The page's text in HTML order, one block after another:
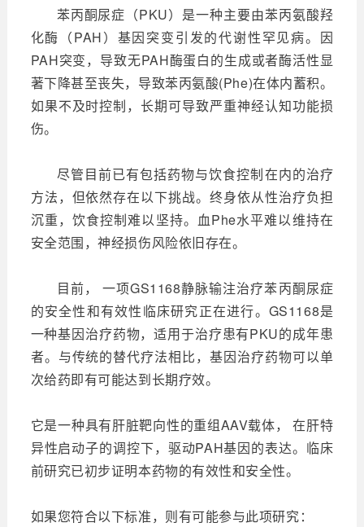
苯丙酮尿症（PKU）是一种主要由苯丙氨酸羟
化酶（PAH）基因突变引发的代谢性罕见病。因
PAH突变，导致无PAH酶蛋白的生成或者酶活性显
著下降甚至丧失，导致苯丙氨酸(Phe)在体内蓄积。
如果不及时控制，长期可导致严重神经认知功能损
伤。
尽管目前已有包括药物与饮食控制在内的治疗
方法，但依然存在以下挑战。终身依从性治疗负担
沉重，饮食控制难以坚持。血Phe水平难以维持在
安全范围，神经损伤风险依旧存在。
目前， 一项GS1168静脉输注治疗苯丙酮尿症
的安全性和有效性临床研究正在进行。GS1168是
一种基因治疗药物，适用于治疗患有PKU的成年患
者。与传统的替代疗法相比，基因治疗药物可以单
次给药即有可能达到长期疗效。
它是一种具有肝脏靶向性的重组AAV载体， 在肝特
异性启动子的调控下，驱动PAH基因的表达。临床
前研究已初步证明本药物的有效性和安全性。
如果您符合以下标准，则有可能参与此项研究：